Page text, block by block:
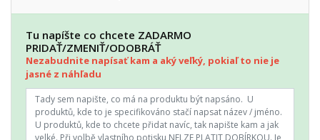
Tu napíšte co chcete ZADARMO
PRIDAŤ/ZMENIŤ/ODOBRÁŤ
Nezabudnite napísať kam a aký veľký, pokiaľ to nie je
jasné z náhľadu